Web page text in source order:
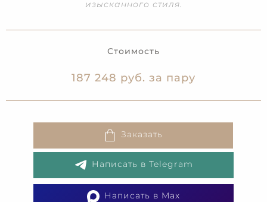
изысканного стиля.
Стоимость
187 248 руб. за пару
Заказать
Написать в Telegram
Написать в Max